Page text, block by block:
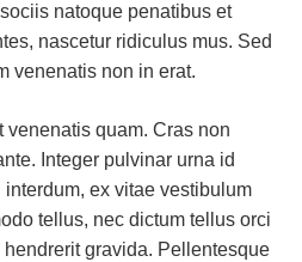
natoque penatibus et
nascetur ridiculus mus. Sed
venenatis non in erat.
venenatis quam. Cras non
Integer pulvinar urna id
ex vitae vestibulum
tellus, nec dictum tellus orci
gravida. Pellentesque